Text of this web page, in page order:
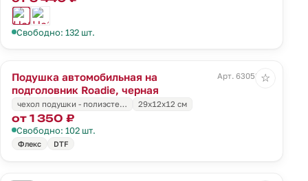
Свободно: 132 шт.
Подушка автомобильная на
подголовник Roadie, черная
Арт. 63053.30
чехол подушки - полиэсте… 29х12х12 см
от 1 350 ₽
Свободно: 102 шт.
Флекс DTF
☆